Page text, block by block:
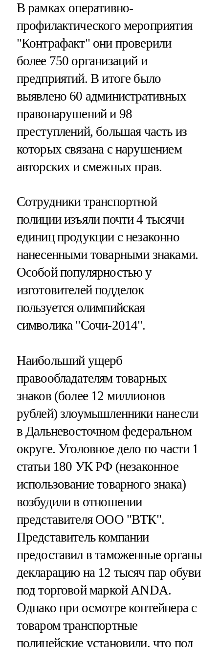
В рамках оперативно-
профилактического мероприятия
"Контрафакт" они проверили
более 750 организаций и
предприятий. В итоге было
выявлено 60 административных
правонарушений и 98
преступлений, большая часть из
которых связана с нарушением
авторских и смежных прав.
Сотрудники транспортной
полиции изъяли почти 4 тысячи
единиц продукции с незаконно
нанесенными товарными знаками.
Особой популярностью у
изготовителей подделок
пользуется олимпийская
символика "Сочи-2014".
Наибольший ущерб
правообладателям товарных
знаков (более 12 миллионов
рублей) злоумышленники нанесли
в Дальневосточном федеральном
округе. Уголовное дело по части 1
статьи 180 УК РФ (незаконное
использование товарного знака)
возбудили в отношении
представителя ООО "ВТК".
Представитель компании
предоставил в таможенные органы
декларацию на 12 тысяч пар обуви
под торговой маркой ANDA.
Однако при осмотре контейнера с
товаром транспортные
полицейские установили, что под